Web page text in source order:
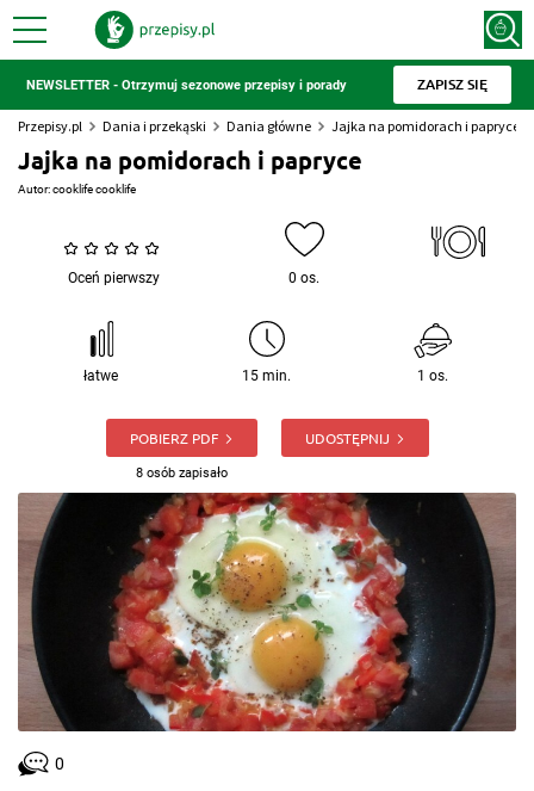
NEWSLETTER - Otrzymuj sezonowe przepisy i porady ZAPISZ SIĘ
Przepisy.pl Dania i przekąski Dania główne Jajka na pomidorach i papryce
Jajka na pomidorach i papryce
Autor:cooklife cooklife
Oceń pierwszy 0 os.
łatwe 15 min. 1 os.
POBIERZ PDF
8 osób zapisało
UDOSTĘPNIJ
0